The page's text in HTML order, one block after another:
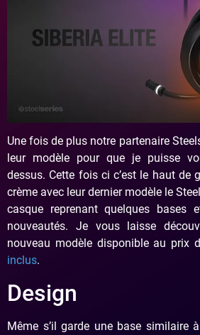
Une fois de plus notre partenaire
leur modèle pour que je puisse
dessus. Cette fois ci c’est le haut de
crème avec leur dernier modèle le
casque reprenant quelques bases
nouveautés. Je vous laisse
nouveau modèle disponible au prix
inclus.
Design
Même s’il garde une base similaire